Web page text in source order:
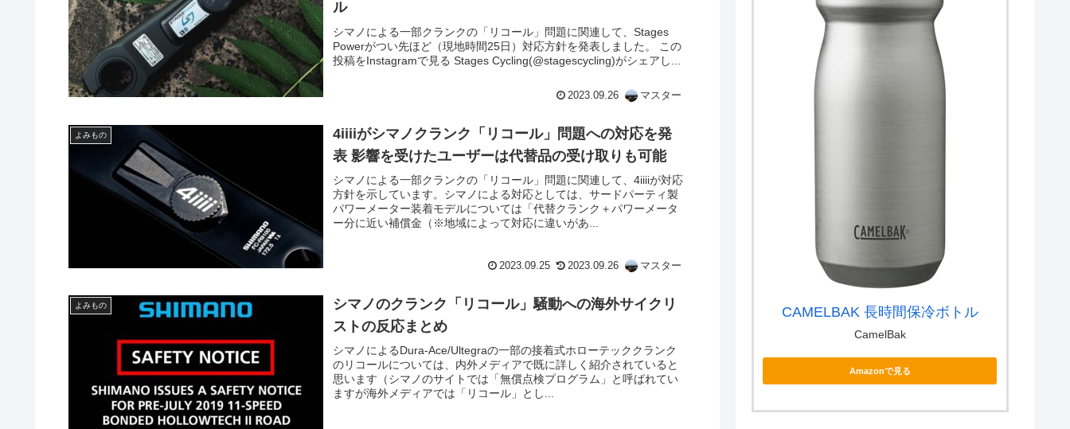
ル
シマノによる一部クランクの「リコール」問題に関連して、Stages
Powerがつい先ほど（現地時間25日）対応方針を発表しました。 この
投稿をInstagramで見る Stages Cycling(@stagescycling)がシェアし...
2023.09.26 マスター
よみもの
4iiiiがシマノクランク「リコール」問題への対応を発
表 影響を受けたユーザーは代替品の受け取りも可能
シマノによる一部クランクの「リコール」問題に関連して、4iiiiが対応
方針を示しています。シマノによる対応としては、サードパーティ製
パワーメーター装着モデルについては「代替クランク＋パワーメータ
ー分に近い補償金（※地域によって対応に違いがあ...
2023.09.25 2023.09.26 マスター
よみもの
シマノのクランク「リコール」騒動への海外サイクリ
ストの反応まとめ
シマノによるDura-Ace/Ultegraの一部の接着式ホローテッククランク
のリコールについては、内外メディアで既に詳しく紹介されていると
思います（シマノのサイトでは「無償点検プログラム」と呼ばれてい
ますが海外メディアでは「リコール」とし...
CAMELBAK 長時間保冷ボトル
CamelBak
Amazonで見る